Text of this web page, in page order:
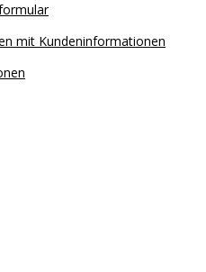
mit Kundeninformationen